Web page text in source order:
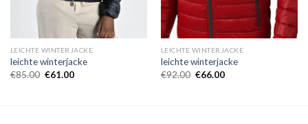
LEICHTE WINTERJACKE
leichte winterjacke
€85.00 €61.00
LEICHTE WINTERJACKE
leichte winterjacke
€92.00 €66.00